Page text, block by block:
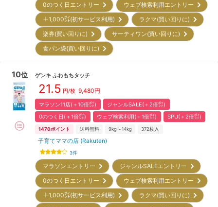
0のつく日エントリー
ウェブ検索利用エントリー
＋1,000㌽(初サービス利用)
ラクマ(買い回りに)
楽券(買い回りに)
サーティワン(買い回りに)
食パン袋(買い回りに)
10位 ゲンキ ふわもちタッチ
21.5 円/枚 9,480円
マラソン11店(＋10倍㌽)
ジャンルSALE(＋2倍㌽)
0のつく日(＋1倍㌽)
ウェブ検索利用(＋1倍㌽) SPU(＋2倍㌽)
1470ポイント 送料無料 9kg～14kg 372枚入
子育てママの店 (Rakuten)
3件
マラソンエントリー
ジャンルSALEエントリー
0のつく日エントリー
ウェブ検索利用エントリー
＋1,000㌽(初サービス利用)
ラクマ(買い回りに)